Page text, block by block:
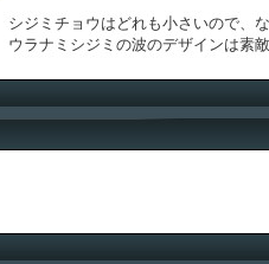
シジミチョウはどれも小さいので、
ウラナミシジミの波のデザインは素